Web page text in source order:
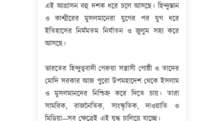
এই আগ্রাসন বহু দশক ধরে চলে আসছে। হিন্দুস্তান
ও কাশ্মীরের মুসলমানেরা যুগের পর যুগ ধরে
ইতিহাসের নির্মমতম নির্যাতন ও জুলুম সহ্য করে
আসছে।
ভারতের হিন্দুত্ববাদী গেরুয়া সন্ত্রাসী গোষ্ঠী ও তাদের
মোদি সরকার আজ পুরো উপমহাদেশ থেকে ইসলাম
ও মুসলমানদের নিশ্চিহ্ন করে দিতে চায়। তারা
সামরিক, রাজনৈতিক, সাংস্কৃতিক, দাওয়াতি ও
মিডিয়া—সব ক্ষেত্রেই এই যুদ্ধ চালিয়ে যাচ্ছে।